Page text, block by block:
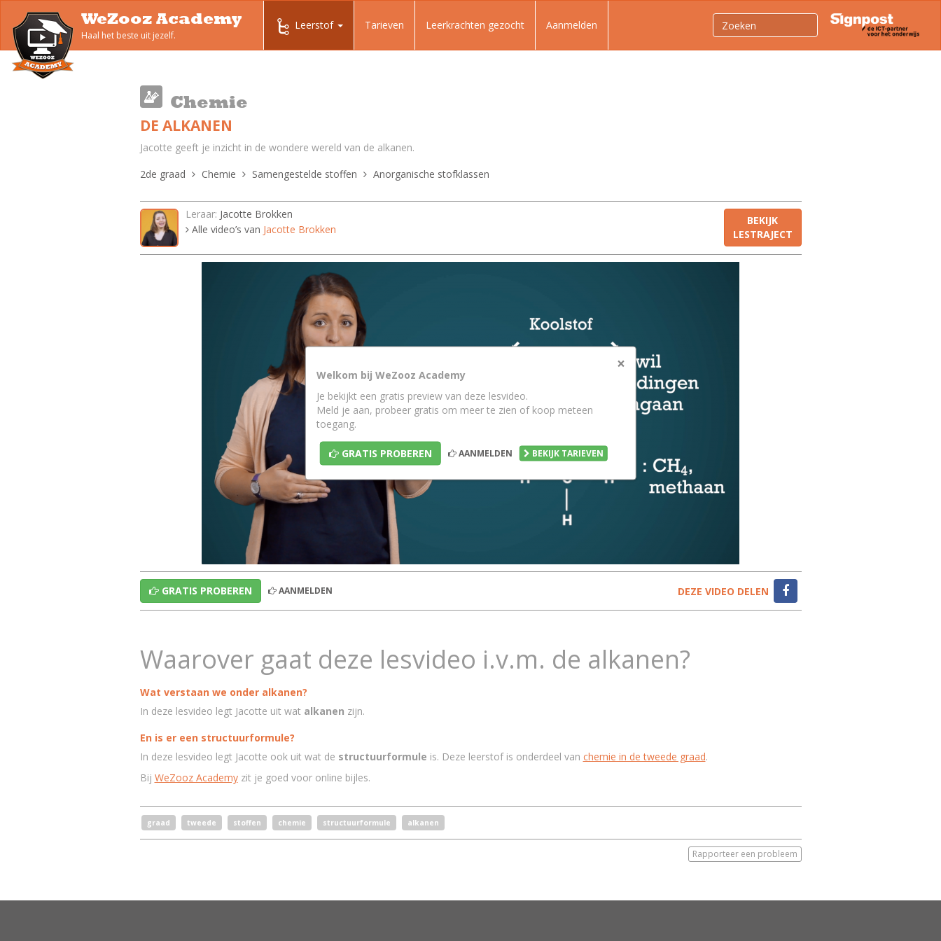
WeZooz Academy
Haal het beste uit jezelf.
Leerstof Tarieven Leerkrachten gezocht Aanmelden
Chemie
DE ALKANEN
Jacotte geeft je inzicht in de wondere wereld van de alkanen.
2de graad
Chemie Samengestelde stoffen Anorganische stofklassen
Leraar: Jacotte Brokken
Alle video’s van Jacotte Brokken
BEKIJK
LESTRAJECT
×
Welkom bij WeZooz Academy
Je bekijkt een gratis preview van deze lesvideo.
Meld je aan, probeer gratis om meer te zien of koop meteen
toegang.
GRATIS PROBEREN AANMELDEN BEKIJK TARIEVEN
GRATIS PROBEREN AANMELDEN DEZE VIDEO DELEN
Waarover gaat deze lesvideo i.v.m. de alkanen?
Wat verstaan we onder alkanen?
In deze lesvideo legt Jacotte uit wat alkanen zijn.
En is er een structuurformule?
In deze lesvideo legt Jacotte ook uit wat de structuurformule is. Deze leerstof is onderdeel van chemie in de tweede graad.
Bij WeZooz Academyzit je goed voor online bijles.
graad tweede stoffen chemie structuurformule alkanen
Rapporteer een probleem